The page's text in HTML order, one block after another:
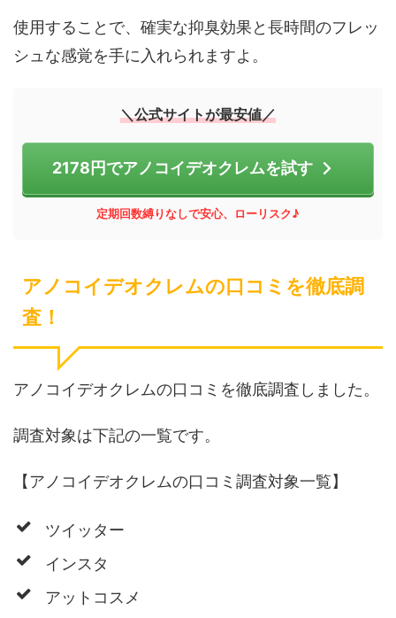
使用することで、確実な抑臭効果と長時間のフレッ
シュな感覚を手に入れられますよ。
＼公式サイトが最安値／
2178円でアノコイデオクレムを試す
定期回数縛りなしで安心、ローリスク♪
アノコイデオクレムの口コミを徹底調
査！
アノコイデオクレムの口コミを徹底調査しました。
調査対象は下記の一覧です。
【アノコイデオクレムの口コミ調査対象一覧】
ツイッター
インスタ
アットコスメ